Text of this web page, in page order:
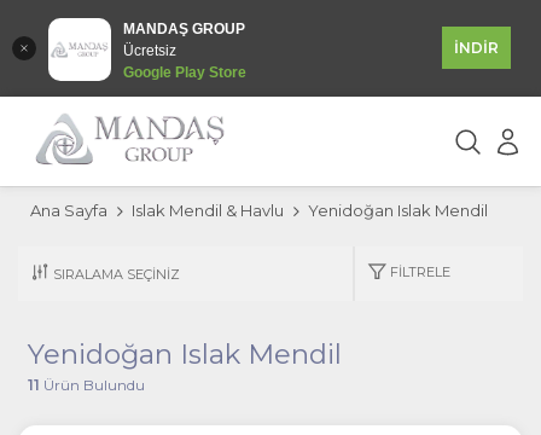
MANDAŞ GROUP
Ücretsiz
Google Play Store
İNDİR
Ana Sayfa Islak Mendil & Havlu Yenidoğan Islak Mendil
FILTRELE
Yenidoğan Islak Mendil
11 Ürün Bulundu